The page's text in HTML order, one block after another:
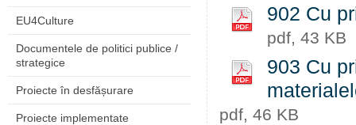
EU4Culture
Documentele de politici publice /
strategice
Proiecte în desfășurare
Proiecte implementate
902 Cu
pdf, 43 KB
903 Cu
pdf, 46 KB